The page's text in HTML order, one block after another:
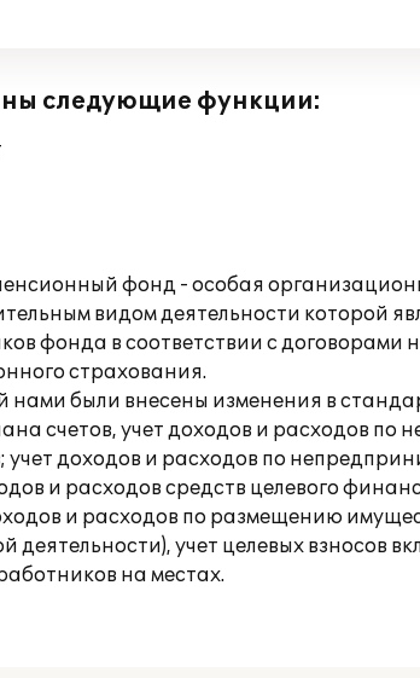
следующие функции:
фонд - особая
видом деятельности которой
фонда в соответствии с договорами
страхования.
нами были внесены изменения в
счетов, учет доходов и расходов
учет доходов и расходов по
и расходов средств целевого
и расходов по размещению
деятельности), учет целевых взносов
на местах.